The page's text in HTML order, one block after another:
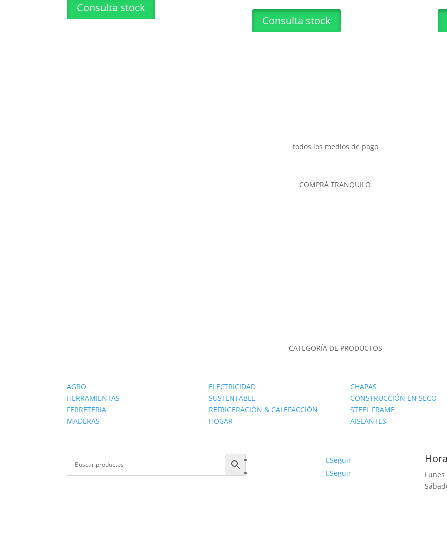
Consulta stock
Consulta stock
todos los medios de pago
COMPRÁ TRANQUILO
CATEGORÍA DE PRODUCTOS
AGRO
HERRAMIENTAS
FERRETERIA
MADERAS
ELECTRICIDAD
SUSTENTABLE
REFRIGERACIÓN & CALEFACCIÓN
HOGAR
CHAPAS
CONSTRUCCIÓN EN SECO
STEEL FRAME
AISLANTES
Seguir
Seguir
Lunes